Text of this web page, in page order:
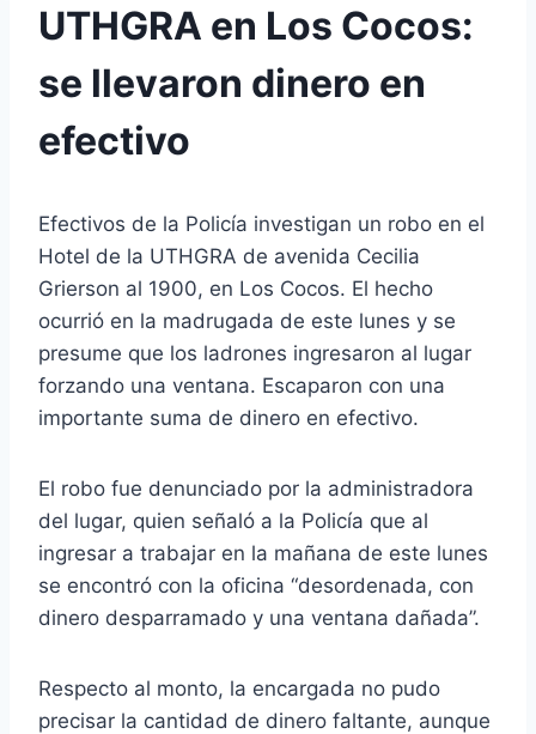
UTHGRA en Los Cocos:
se llevaron dinero en
efectivo
Efectivos de la Policía investigan un robo en el
Hotel de la UTHGRA de avenida Cecilia
Grierson al 1900, en Los Cocos. El hecho
ocurrió en la madrugada de este lunes y se
presume que los ladrones ingresaron al lugar
forzando una ventana. Escaparon con una
importante suma de dinero en efectivo.
El robo fue denunciado por la administradora
del lugar, quien señaló a la Policía que al
ingresar a trabajar en la mañana de este lunes
se encontró con la oficina “desordenada, con
dinero desparramado y una ventana dañada”.
Respecto al monto, la encargada no pudo
precisar la cantidad de dinero faltante, aunque